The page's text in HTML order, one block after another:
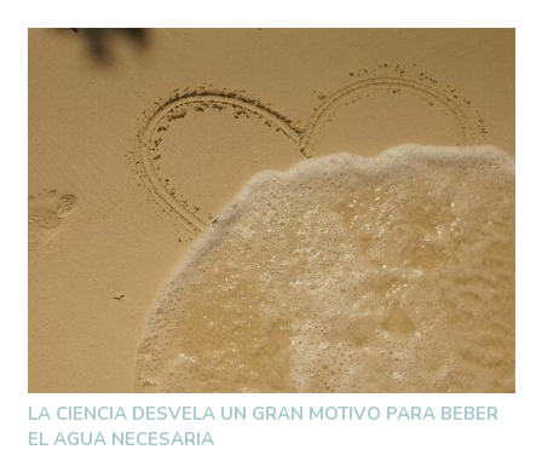
LA CIENCIA DESVELA UN GRAN MOTIVO PARA BEBER
EL AGUA NECESARIA